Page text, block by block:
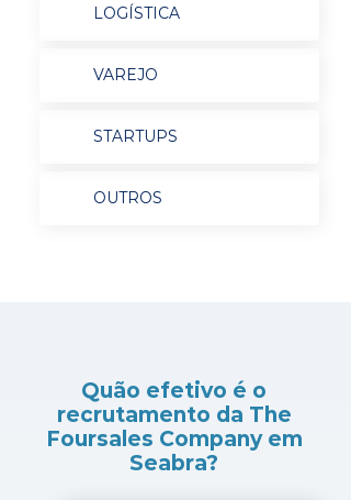
LOGÍSTICA
VAREJO
STARTUPS
OUTROS
Quão efetivo é o
recrutamento da The
Foursales Company em
Seabra?